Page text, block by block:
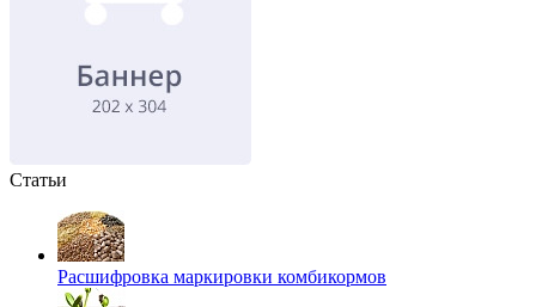
Статьи
Расшифровка маркировки комбикормов